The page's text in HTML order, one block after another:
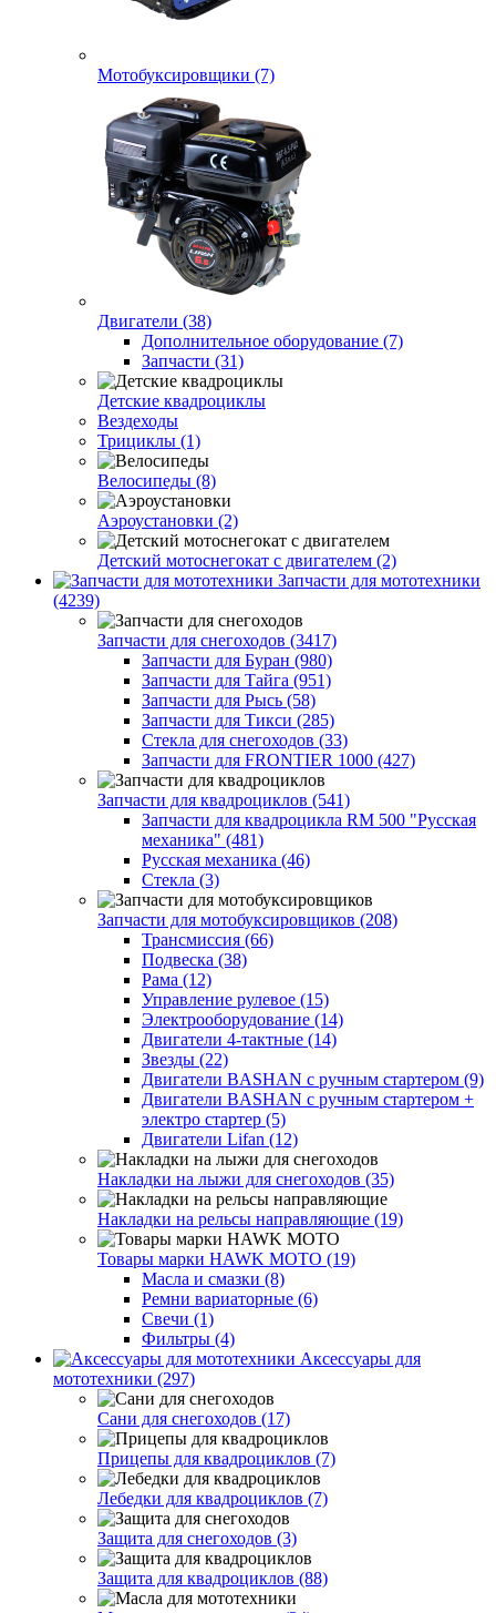
Мотобуксировщики (7)
Двигатели (38)
Дополнительное оборудование (7)
Запчасти (31)
Детские квадроциклы
Вездеходы
Трициклы (1)
Велосипеды (8)
Аэроустановки (2)
Детский мотоснегокат с двигателем (2)
Запчасти для мототехники
(4239)
Запчасти для снегоходов (3417)
Запчасти для Буран (980)
Запчасти для Тайга (951)
Запчасти для Рысь (58)
Запчасти для Тикси (285)
Стекла для снегоходов (33)
Запчасти для FRONTIER 1000 (427)
Запчасти для квадроциклов (541)
Запчасти для квадроцикла RM 500 "Русская
механика" (481)
Русская механика (46)
Стекла (3)
Запчасти для мотобуксировщиков (208)
Трансмиссия (66)
Подвеска (38)
Рама (12)
Управление рулевое (15)
Электрооборудование (14)
Двигатели 4-тактные (14)
Звезды (22)
Двигатели BASHAN с ручным стартером (9)
Двигатели BASHAN с ручным стартером +
электро стартер (5)
Двигатели Lifan (12)
Накладки на лыжи для снегоходов (35)
Накладки на рельсы направляющие (19)
Товары марки HAWK MOTO (19)
Масла и смазки (8)
Ремни вариаторные (6)
Свечи (1)
Фильтры (4)
Аксессуары для
мототехники (297)
Сани для снегоходов (17)
Прицепы для квадроциклов (7)
Лебедки для квадроциклов (7)
Защита для снегоходов (3)
Защита для квадроциклов (88)